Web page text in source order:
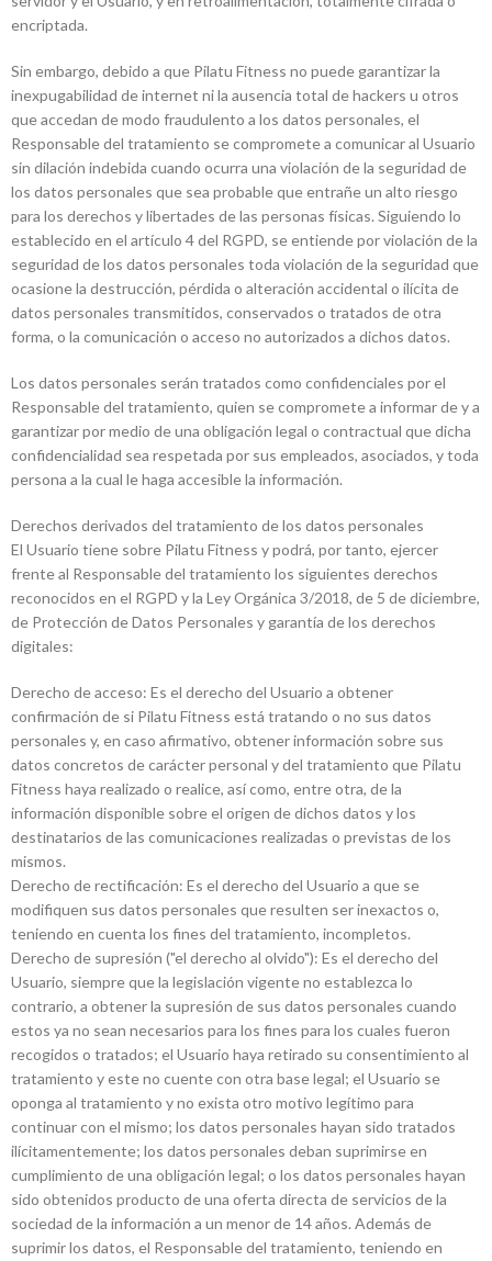
encriptada.
Sin embargo, debido a que Pilatu Fitness no puede garantizar la
inexpugabilidad de internet ni la ausencia total de hackers u otros
que accedan de modo fraudulento a los datos personales, el
Responsable del tratamiento se compromete a comunicar al Usuario
sin dilación indebida cuando ocurra una violación de la seguridad de
los datos personales que sea probable que entrañe un alto riesgo
para los derechos y libertades de las personas físicas. Siguiendo lo
establecido en el artículo 4 del RGPD, se entiende por violación de la
seguridad de los datos personales toda violación de la seguridad que
ocasione la destrucción, pérdida o alteración accidental o ilícita de
datos personales transmitidos, conservados o tratados de otra
forma, o la comunicación o acceso no autorizados a dichos datos.
Los datos personales serán tratados como confidenciales por el
Responsable del tratamiento, quien se compromete a informar de y a
garantizar por medio de una obligación legal o contractual que dicha
confidencialidad sea respetada por sus empleados, asociados, y toda
persona a la cual le haga accesible la información.
Derechos derivados del tratamiento de los datos personales
El Usuario tiene sobre Pilatu Fitness y podrá, por tanto, ejercer
frente al Responsable del tratamiento los siguientes derechos
reconocidos en el RGPD y la Ley Orgánica 3/2018, de 5 de diciembre,
de Protección de Datos Personales y garantía de los derechos
digitales:
Derecho de acceso: Es el derecho del Usuario a obtener
confirmación de si Pilatu Fitness está tratando o no sus datos
personales y, en caso afirmativo, obtener información sobre sus
datos concretos de carácter personal y del tratamiento que Pilatu
Fitness haya realizado o realice, así como, entre otra, de la
información disponible sobre el origen de dichos datos y los
destinatarios de las comunicaciones realizadas o previstas de los
mismos.
Derecho de rectificación: Es el derecho del Usuario a que se
modifiquen sus datos personales que resulten ser inexactos o,
teniendo en cuenta los fines del tratamiento, incompletos.
Derecho de supresión ("el derecho al olvido"): Es el derecho del
Usuario, siempre que la legislación vigente no establezca lo
contrario, a obtener la supresión de sus datos personales cuando
estos ya no sean necesarios para los fines para los cuales fueron
recogidos o tratados; el Usuario haya retirado su consentimiento al
tratamiento y este no cuente con otra base legal; el Usuario se
oponga al tratamiento y no exista otro motivo legítimo para
continuar con el mismo; los datos personales hayan sido tratados
ilícitamentemente; los datos personales deban suprimirse en
cumplimiento de una obligación legal; o los datos personales hayan
sido obtenidos producto de una oferta directa de servicios de la
sociedad de la información a un menor de 14 años. Además de
suprimir los datos, el Responsable del tratamiento, teniendo en